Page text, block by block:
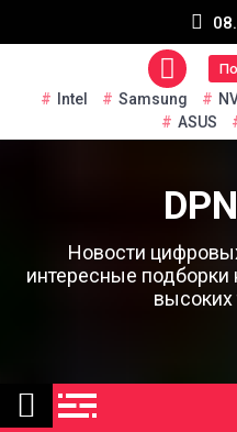
Intel Samsung
ASUS
Новости
интересные подборки
высоких